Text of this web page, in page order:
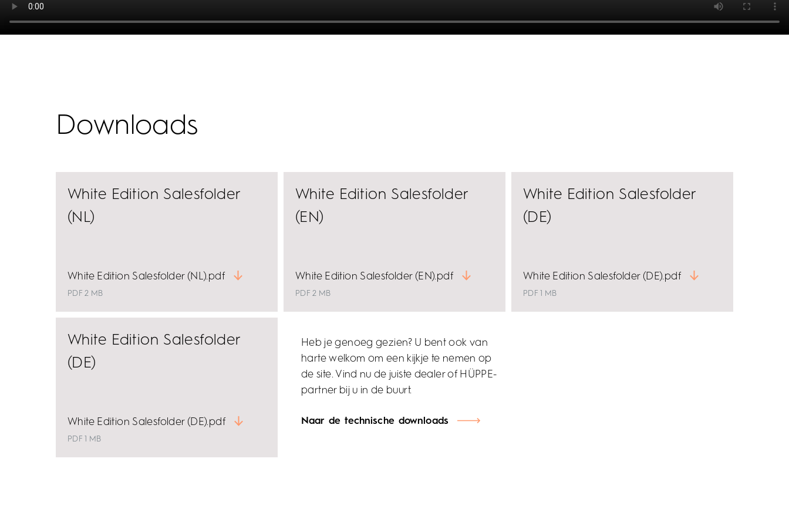
Downloads
White Edition Salesfolder
(NL)
White Edition Salesfolder (NL).pdf
PDF 2 MB
White Edition Salesfolder
(EN)
White Edition Salesfolder (EN).pdf
PDF 2 MB
White Edition Salesfolder
(DE)
White Edition Salesfolder (DE).pdf
PDF 1 MB
White Edition Salesfolder
(DE)
White Edition Salesfolder (DE).pdf
PDF 1 MB
Heb je genoeg gezien? U bent ook van
harte welkom om een kijkje te nemen op
de site. Vind nu de juiste dealer of HÜPPE-
partner bij u in de buurt.
Naar de technische downloads